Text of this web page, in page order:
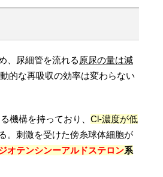
、尿細管を流れる 原尿の量は減
的な再吸収の効率は変わらない
機構を持っており、 Cl-濃度が低
。刺激を受けた傍糸球体細胞が
オテンシンーアルドステロン系